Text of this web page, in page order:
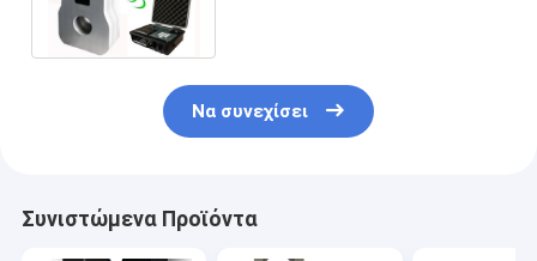
Να συνεχίσει
Συνιστώμενα Προϊόντα